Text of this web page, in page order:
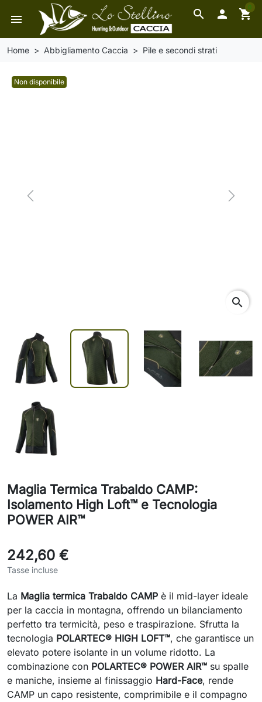
search
menu  shopping_cart
0
Home Abbigliamento Caccia Pile e secondi strati
Non disponibile
Previous Next
search
Maglia Termica Trabaldo CAMP:
Isolamento High Loft™ e Tecnologia
POWER AIR™
242,60 €
Tasse incluse
La Maglia termica Trabaldo CAMP è il mid-layer ideale
per la caccia in montagna, offrendo un bilanciamento
perfetto tra termicità, peso e traspirazione. Sfrutta la
tecnologia POLARTEC® HIGH LOFT™, che garantisce un
elevato potere isolante in un volume ridotto. La
combinazione con POLARTEC® POWER AIR™ su spalle
e maniche, insieme al finissaggio Hard-Face, rende
CAMP un capo resistente, comprimibile e il compagno